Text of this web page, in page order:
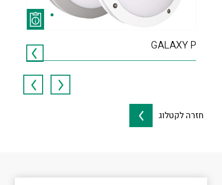
GALAXY P
חזרה לקטלוג